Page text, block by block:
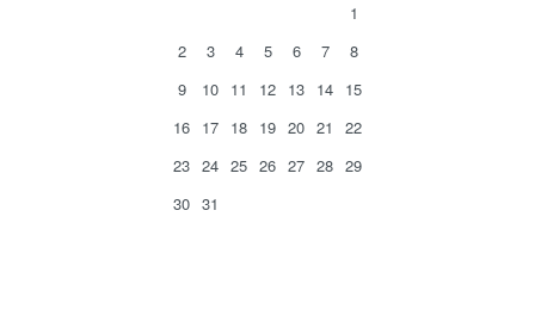
1
2
3 4 5 6 7
8
9
10 11 12 13 14 15
16 17 18 19 20 21
22
23 24 25 26 27 28 29
30 31